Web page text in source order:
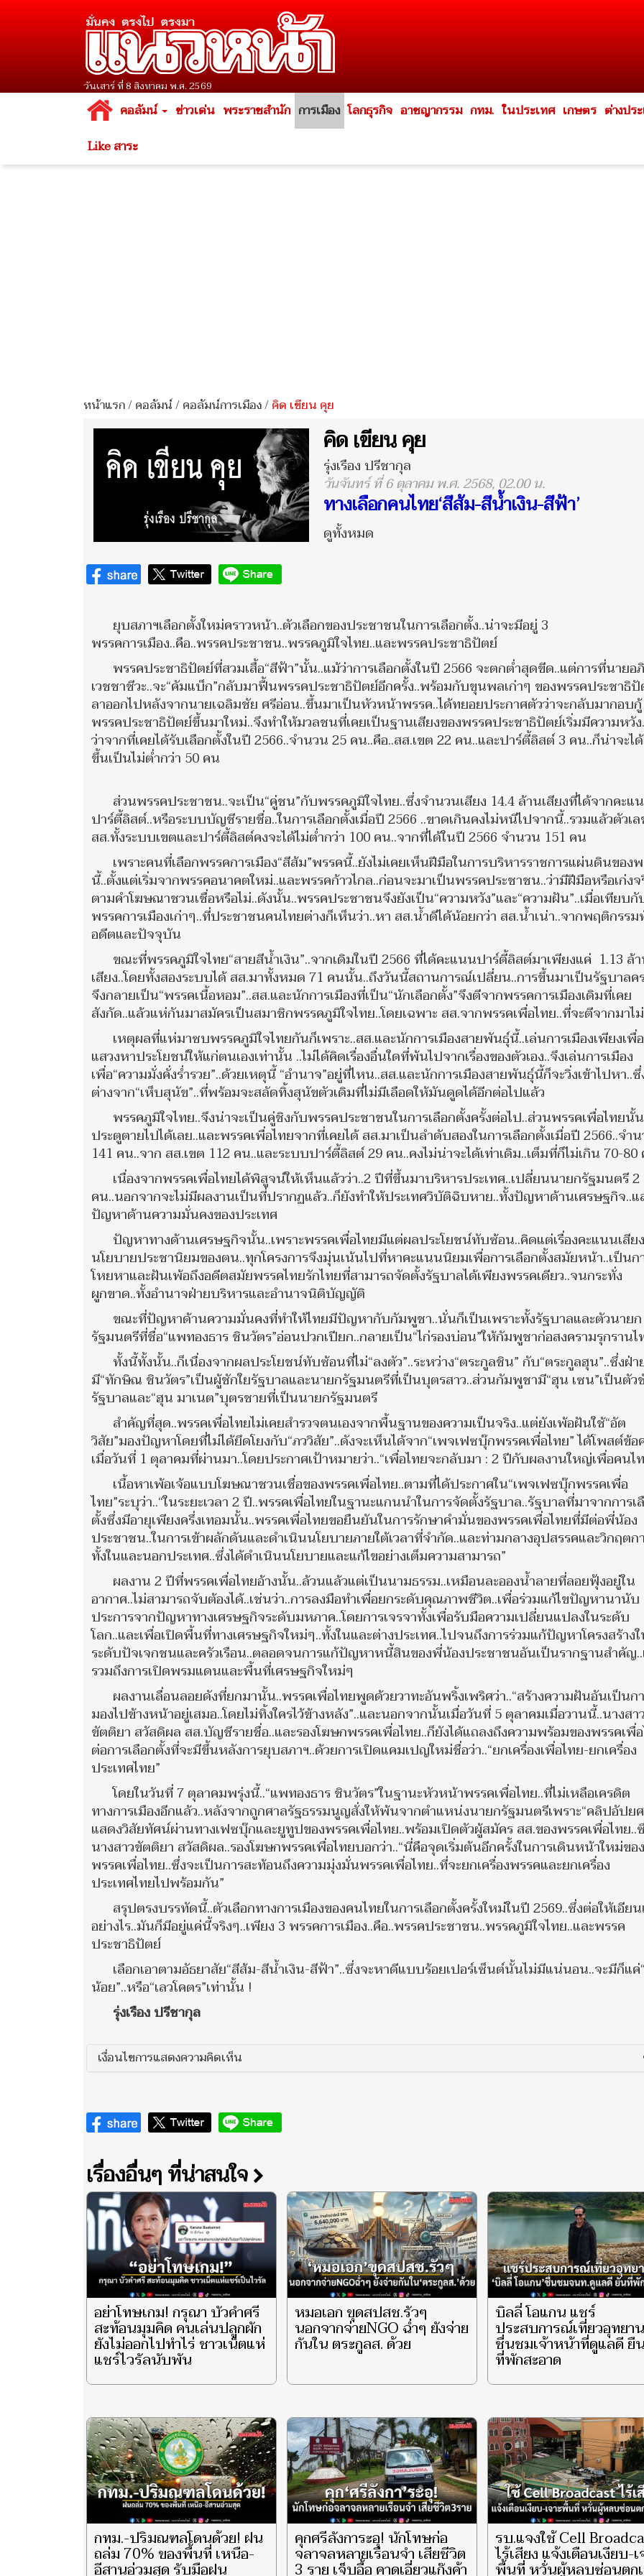
วันเสาร์ ที่ 8 สิงหาคม พ.ศ. 2569
คอลัมน์ ข่าวเด่น พระราชสำนัก การเมือง โลกธุรกิจ อาชญากรรม กทม. ในประเทศ เกษตร ต่างปร
Like สาระ
หน้าแรก/คอลัมน์/คอลัมน์การเมือง/คิด เขียน คุย
คิด เขียน คุย
รุ่งเรือง ปรีชากุล
วันจันทร์ ที่ 6 ตุลาคม พ.ศ. 2568, 02.00 น.
ทางเลือกคนไทย‘สีส้ม-สีน้ำเงิน-สีฟ้า’
ดูทั้งหมด
ยุบสภาฯเลือกตั้งใหม่คราวหน้า..ตัวเลือกของประชาชนในการเลือกตั้ง..น่าจะมีอยู่ 3
พรรคการเมือง..คือ..พรรคประชาชน..พรรคภูมิใจไทย..และพรรคประชาธิปัตย์
พรรคประชาธิปัตย์ที่สวมเสื้อ“สีฟ้า”นั้น..แม้ว่าการเลือกตั้งในปี 2566 จะตกต่ำสุดขีด..แต่การที่นายอ
เวชชาชีวะ..จะ“คัมแบ็ก”กลับมาฟื้นพรรคประชาธิปัตย์อีกครั้ง..พร้อมกับขุนพลเก่าๆ ของพรรคประชาธิ
ลาออกไปหลังจากนายเฉลิมชัย ศรีอ่อน..ขึ้นมาเป็นหัวหน้าพรรค..ได้ทยอยประกาศตัวว่าจะกลับมากอบกู้
พรรคประชาธิปัตย์ขึ้นมาใหม่..จึงทำให้มวลชนที่เคยเป็นฐานเสียงของพรรคประชาธิปัตย์เริ่มมีความหวัง
ว่าจากที่เคยได้รับเลือกตั้งในปี 2566..จำนวน 25 คน..คือ..สส.เขต 22 คน..และปาร์ตี้ลิสต์ 3 คน..ก็น่าจะไ
ขึ้นเป็นไม่ต่ำกว่า 50 คน
ส่วนพรรคประชาชน..จะเป็น“คู่ชน”กับพรรคภูมิใจไทย..ซึ่งจำนวนเสียง 14.4 ล้านเสียงที่ได้จากคะแ
ปาร์ตี้ลิสต์..หรือระบบบัญชีรายชื่อ..ในการเลือกตั้งเมื่อปี 2566 ..ขาดเกินคงไม่หนีไปจากนี้..รวมแล้วตัวเ
สส.ทั้งระบบเขตและปาร์ตี้ลิสต์คงจะได้ไม่ต่ำกว่า 100 คน..จากที่ได้ในปี 2566 จำนวน 151 คน
เพราะคนที่เลือกพรรคการเมือง“สีส้ม”พรรคนี้..ยังไม่เคยเห็นฝีมือในการบริหารราชการแผ่นดินของ
นี้..ตั้งแต่เริ่มจากพรรคอนาคตใหม่..และพรรคก้าวไกล..ก่อนจะมาเป็นพรรคประชาชน..ว่ามีฝีมือหรือเก่งจ
ตามคำโฆษณาชวนเชื่อหรือไม่..ดังนั้น..พรรคประชาชนจึงยังเป็น“ความหวัง”และ“ความฝัน”..เมื่อเทียบกั
พรรคการเมืองเก่าๆ..ที่ประชาชนคนไทยต่างก็เห็นว่า..หา สส.น้ำดีได้น้อยกว่า สส.น้ำเน่า..จากพฤติกรรม
อดีตและปัจจุบัน
ขณะที่พรรคภูมิใจไทย“สายสีน้ำเงิน”..จากเดิมในปี 2566 ที่ได้คะแนนปาร์ตี้ลิสต์มาเพียงแค่ 1.13 ล้
เสียง..โดยทั้งสองระบบได้ สส.มาทั้งหมด 71 คนนั้น..ถึงวันนี้สถานการณ์เปลี่ยน..การขึ้นมาเป็นรัฐบาลค
จึงกลายเป็น“พรรคเนื้อหอม”..สส.และนักการเมืองที่เป็น“นักเลือกตั้ง”จึงตีจากพรรคการเมืองเดิมที่เคย
สังกัด..แล้วแห่กันมาสมัครเป็นสมาชิกพรรคภูมิใจไทย..โดยเฉพาะ สส.จากพรรคเพื่อไทย..ที่จะตีจากมาไ
เหตุผลที่แห่มาซบพรรคภูมิใจไทยกันก็เพราะ..สส.และนักการเมืองสายพันธุ์นี้..เล่นการเมืองเพียงเพื่อ
แสวงหาประโยชน์ให้แก่ตนเองเท่านั้น ..ไม่ได้คิดเรื่องอื่นใดที่พ้นไปจากเรื่องของตัวเอง..จึงเล่นการเมือง
เพื่อ“ความมั่งคั่งร่ำรวย”..ด้วยเหตุนี้ “อำนาจ”อยู่ที่ไหน..สส.และนักการเมืองสายพันธุ์นี้ก็จะวิ่งเข้าไปหา..ซึ่
ต่างจาก“เห็บสุนัข”..ที่พร้อมจะสลัดทิ้งสุนัขตัวเดิมที่ไม่มีเลือดให้มันดูดได้อีกต่อไปแล้ว
พรรคภูมิใจไทย..จึงน่าจะเป็นคู่ชิงกับพรรคประชาชนในการเลือกตั้งครั้งต่อไป..ส่วนพรรคเพื่อไทยนั้
ประตูตายไปได้เลย..และพรรคเพื่อไทยจากที่เคยได้ สส.มาเป็นลำดับสองในการเลือกตั้งเมื่อปี 2566..จำ
141 คน..จาก สส.เขต 112 คน..และระบบปาร์ตี้ลิสต์ 29 คน..คงไม่น่าจะได้เท่าเดิม..เต็มที่ก็ไม่เกิน 70-80
เนื่องจากพรรคเพื่อไทยได้พิสูจน์ให้เห็นแล้วว่า..2 ปีที่ขึ้นมาบริหารประเทศ..เปลี่ยนนายกรัฐมนตรี 2
คน..นอกจากจะไม่มีผลงานเป็นที่ปรากฏแล้ว..ก็ยังทำให้ประเทศวิบัติฉิบหาย..ทั้งปัญหาด้านเศรษฐกิจ..แ
ปัญหาด้านความมั่นคงของประเทศ
ปัญหาทางด้านเศรษฐกิจนั้น..เพราะพรรคเพื่อไทยมีแต่ผลประโยชน์ทับซ้อน..คิดแต่เรื่องคะแนนเสีย
นโยบายประชานิยมของตน..ทุกโครงการจึงมุ่นเน้นไปที่หาคะแนนนิยมเพื่อการเลือกตั้งสมัยหน้า..เป็นก
โหยหาและฝันเพ้อถึงอดีตสมัยพรรคไทยรักไทยที่สามารถจัดตั้งรัฐบาลได้เพียงพรรคเดียว..จนกระทั่ง
ผูกขาด..ทั้งอำนาจฝ่ายบริหารและอำนาจนิติบัญญัติ
ขณะที่ปัญหาด้านความมั่นคงที่ทำให้ไทยมีปัญหากับกัมพูชา..นั่นก็เป็นเพราะทั้งรัฐบาลและตัวนายก
รัฐมนตรีที่ชื่อ“แพทองธาร ชินวัตร”อ่อนปวกเปียก..กลายเป็น“ไก่รองบ่อน”ให้กัมพูชาก่อสงครามรุกรานไ
ทั้งนี้ทั้งนั้น..ก็เนื่องจากผลประโยชน์ทับซ้อนที่ไม่“ลงตัว”..ระหว่าง“ตระกูลชิน” กับ“ตระกูลฮุน”..ซึ่งฝ่า
มี“ทักษิณ ชินวัตร”เป็นผู้ชักใยรัฐบาลและนายกรัฐมนตรีที่เป็นบุตรสาว..ส่วนกัมพูชามี“ฮุน เซน”เป็นตัว
รัฐบาลและ“ฮุน มาเนต”บุตรชายที่เป็นนายกรัฐมนตรี
สำคัญที่สุด..พรรคเพื่อไทยไม่เคยสำรวจตนเองจากพื้นฐานของความเป็นจริง..แต่ยังเพ้อฝันใช้“อัต
วิสัย”มองปัญหาโดยที่ไม่ได้ยึดโยงกับ“ภววิสัย”..ดังจะเห็นได้จาก“เพจเฟซบุ๊กพรรคเพื่อไทย” ได้โพสต์ข้อ
เมื่อวันที่ 1 ตุลาคมที่ผ่านมา..โดยประกาศเป้าหมายว่า..“เพื่อไทยจะกลับมา : 2 ปีกับผลงานใหญ่เพื่อคนไ
เนื้อหาเพ้อเจ้อแบบโฆษณาชวนเชื่อของพรรคเพื่อไทย..ตามที่ได้ประกาศใน“เพจเฟซบุ๊กพรรคเพื่อ
ไทย”ระบุว่า..“ในระยะเวลา 2 ปี..พรรคเพื่อไทยในฐานะแกนนำในการจัดตั้งรัฐบาล..รัฐบาลที่มาจากการเ
ตั้งซึ่งมีอายุเพียงครึ่งเทอมนั้น..พรรคเพื่อไทยขอยืนยันในการรักษาคำมั่นของพรรคเพื่อไทยที่มีต่อพี่น้อง
ประชาชน..ในการเข้าผลักดันและดำเนินนโยบายภายใต้เวลาที่จำกัด..และท่ามกลางอุปสรรคและวิกฤต
ทั้งในและนอกประเทศ..ซึ่งได้ดำเนินนโยบายและแก้ไขอย่างเต็มความสามารถ”
ผลงาน 2 ปีที่พรรคเพื่อไทยอ้างนั้น..ล้วนแล้วแต่เป็นนามธรรม..เหมือนละอองน้ำลายที่ลอยฟุ้งอยู่ใน
อากาศ..ไม่สามารถจับต้องได้..เช่นว่า..การลงมือทำเพื่อยกระดับคุณภาพชีวิต..เพื่อร่วมแก้ไขปัญหานานับ
ประการจากปัญหาทางเศรษฐกิจระดับมหภาค..โดยการเจรจาทั้งเพื่อรับมือความเปลี่ยนแปลงในระดับ
โลก..และเพื่อเปิดพื้นที่ทางเศรษฐกิจใหม่ๆ..ทั้งในและต่างประเทศ..ไปจนถึงการร่วมแก้ปัญหาโครงสร้าง
ระดับปัจเจกชนและครัวเรือน..ตลอดจนการแก้ปัญหาหนี้สินของพี่น้องประชาชนอันเป็นรากฐานสำคัญ
รวมถึงการเปิดพรมแดนและพื้นที่เศรษฐกิจใหม่ๆ
ผลงานเลื่อนลอยดังที่ยกมานั้น..พรรคเพื่อไทยพูดด้วยวาทะอันพริ้งเพริศว่า..“สร้างความฝันอันเป็นก
มองไปข้างหน้าอยู่เสมอ..โดยไม่ทิ้งใครไว้ข้างหลัง”..และนอกจากนั้นเมื่อวันที่ 5 ตุลาคมเมื่อวานนี้..นางสาว
ขัตติยา สวัสดิผล สส.บัญชีรายชื่อ..และรองโฆษกพรรคเพื่อไทย..ก็ยังได้แถลงถึงความพร้อมของพรรคเพื่
ต่อการเลือกตั้งที่จะมีขึ้นหลังการยุบสภาฯ..ด้วยการเปิดแคมเปญใหม่ชื่อว่า..“ยกเครื่องเพื่อไทย-ยกเครื่อง
ประเทศไทย”
โดยในวันที่ 7 ตุลาคมพรุ่งนี้..“แพทองธาร ชินวัตร”ในฐานะหัวหน้าพรรคเพื่อไทย..ที่ไม่เหลือเครดิต
ทางการเมืองอีกแล้ว..หลังจากถูกศาลรัฐธรรมนูญสั่งให้พ้นจากตำแหน่งนายกรัฐมนตรีเพราะ“คลิปอัปยศ
แสดงวิสัยทัศน์ผ่านทางเฟซบุ๊กและยูทูปของพรรคเพื่อไทย..พร้อมเปิดตัวผู้สมัคร สส.ของพรรคเพื่อไทย..
นางสาวขัตติยา สวัสดิผล..รองโฆษกพรรคเพื่อไทยบอกว่า..“นี่คือจุดเริ่มต้นอีกครั้งในการเดินหน้าใหม่ของ
พรรคเพื่อไทย..ซึ่งจะเป็นการสะท้อนถึงความมุ่งมั่นพรรคเพื่อไทย..ที่จะยกเครื่องพรรคและยกเครื่อง
ประเทศไทยไปพร้อมกัน”
สรุปตรงบรรทัดนี้..ตัวเลือกทางการเมืองของคนไทยในการเลือกตั้งครั้งใหม่ในปี 2569..ซึ่งต่อให้เอีย
อย่างไร..มันก็มีอยู่แค่นี้จริงๆ..เพียง 3 พรรคการเมือง..คือ..พรรคประชาชน..พรรคภูมิใจไทย..และพรรค
ประชาธิปัตย์
เลือกเอาตามอัธยาสัย“สีส้ม-สีน้ำเงิน-สีฟ้า”..ซึ่งจะหาดีแบบร้อยเปอร์เซ็นต์นั้นไม่มีแน่นอน..จะมีก็แค่
น้อย”..หรือ“เลวโคตร”เท่านั้น !
รุ่งเรือง ปรีชากุล
เงื่อนไขการแสดงความคิดเห็น
เรื่องอื่นๆ ที่น่าสนใจ
อย่าโทษเกม! กรุณา บัวคำศรี
สะท้อนมุมคิด คนเล่นปลูกผัก
ยังไม่ออกไปทำไร่ ชาวเน็ตแห่
แชร์ไวรัลนับพัน
หมอเอก ขุดสปสช.รัวๆ
นอกจากจ่ายNGO ฉ่ำๆ ยังจ่าย
กันใน ตระกูลส. ด้วย
บิลลี่ โอแกน แชร์
ประสบการณ์เที่ยวอุทยา
ชื่นชมเจ้าหน้าที่ดูแลดี ยื
ที่พักสะอาด
กทม.-ปริมณฑลโดนด้วย! ฝน
ถล่ม 70% ของพื้นที่ เหนือ-
อีสานอ่วมสุด รับมือฝน
คุกศรีลังการะอุ! นักโทษก่อ
จลาจลหลายเรือนจำ เสียชีวิต
3 ราย เจ็บอื้อ คาดเอี่ยวแก๊งค้า
รบ.แจงใช้ Cell
ไร้เสียง แจ้งเตือนเงียบ-เ
พื้นที่ หวั่นผู้หลบซ่อนตก